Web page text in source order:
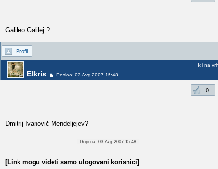
Galileo Galilej ?
Profil
Elkris Poslao: 03 Avg 2007 15:48
Idi na vrh
0
Dmitrij Ivanovič Mendeljejev?
Dopuna: 03 Avg 2007 15:48
[Link mogu videti samo ulogovani korisnici]